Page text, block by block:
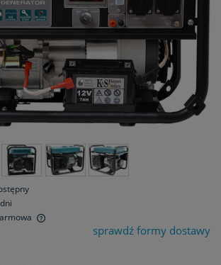
ewentualnych kosztów płatnościsprawdź formy dostawy